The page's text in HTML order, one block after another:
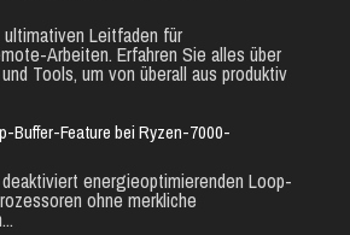
Leitfaden für
Arbeiten. Erfahren Sie alles über
Tools, um von überall aus produktiv
Buffer-Feature bei Ryzen-7000-
energieoptimierenden Loop-
ohne merkliche